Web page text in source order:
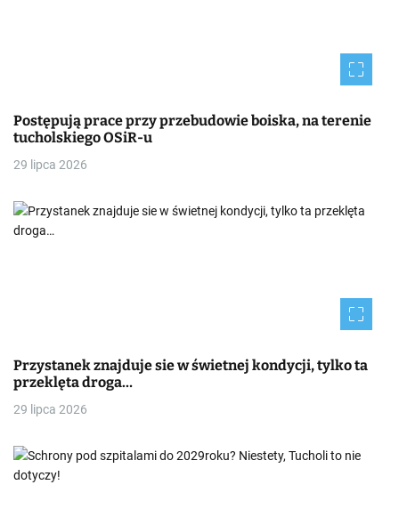
Postępują prace przy przebudowie boiska, na terenie
tucholskiego OSiR-u
29 lipca 2026
Przystanek znajduje sie w świetnej kondycji, tylko ta
przeklęta droga…
29 lipca 2026